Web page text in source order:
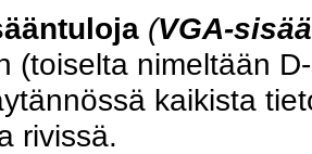
(VGA-
(toiselta nimeltään
kaikista
rivissä.